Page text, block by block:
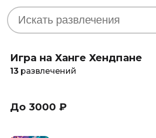
Игра на Ханге Хендпане
13 развлечений
До 3000 ₽